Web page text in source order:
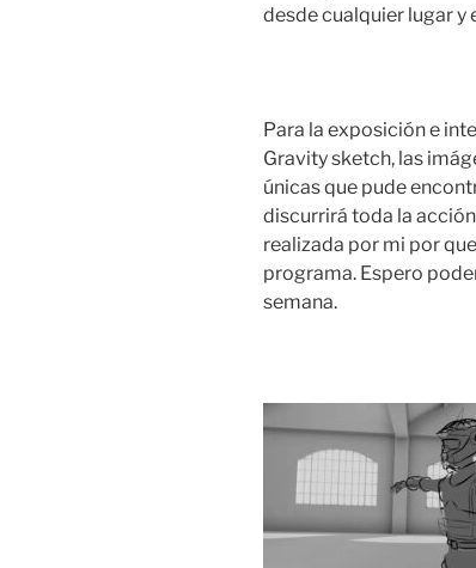
desde cualquier lugar y
Para la exposición e
Gravity sketch, las
únicas que pude
discurrirá toda la
realizada por mi por
programa. Espero
semana.